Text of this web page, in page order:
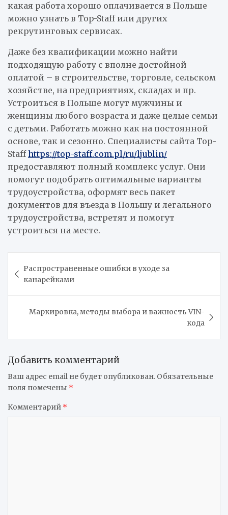
какая работа хорошо оплачивается в Польше
можно узнать в Top-Staff или других
рекрутинговых сервисах.
Даже без квалификации можно найти
подходящую работу с вполне достойной
оплатой – в строительстве, торговле, сельском
хозяйстве, на предприятиях, складах и пр.
Устроиться в Польше могут мужчины и
женщины любого возраста и даже целые семьи
с детьми. Работать можно как на постоянной
основе, так и сезонно. Специалисты сайта Top-
Staffhttps://top-staff.com.pl/ru/ljublin/
предоставляют полный комплекс услуг. Они
помогут подобрать оптимальные варианты
трудоустройства, оформят весь пакет
документов для въезда в Польшу и легального
трудоустройства, встретят и помогут
устроиться на месте.
по
записям
Распространенные ошибки в уходе за
канарейками
Маркировка, методы выбора и важность VIN-
кода
Добавить комментарий
Ваш адрес email не будет опубликован. Обязательные
поля помечены *
Комментарий *